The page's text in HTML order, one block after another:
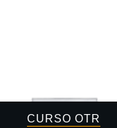
CURSO OTR